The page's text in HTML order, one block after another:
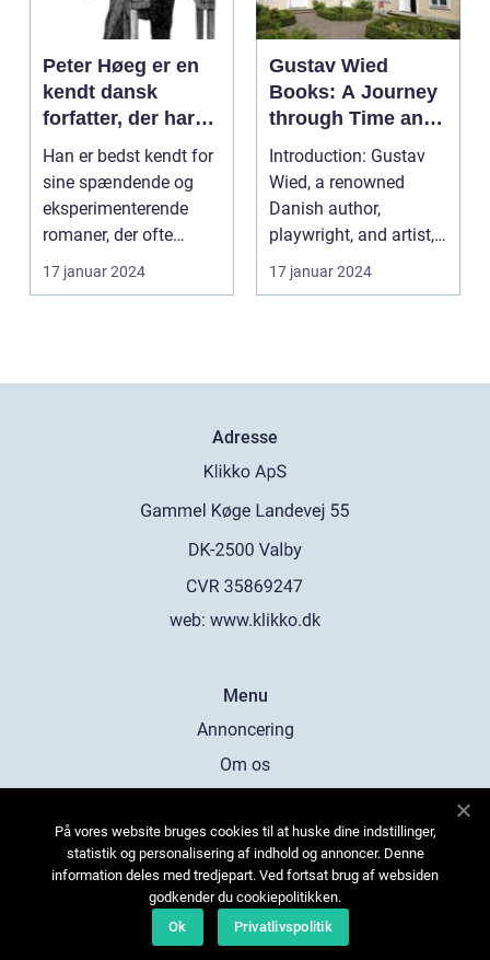
Peter Høeg er en
kendt dansk
forfatter, der har
skrevet en række
populære bøger
Han er bedst kendt for
sine spændende og
eksperimenterende
romaner, der ofte
blander forskellige
gen...
17 januar 2024
Gustav Wied
Books: A Journey
through Time and
Literature
Introduction: Gustav
Wied, a renowned
Danish author,
playwright, and artist,
has left an indelible ...
17 januar 2024
Adresse
web: www.klikko.dk
Menu
Annoncering
Om os
Kontakt os
Sitemap
På vores website bruges cookies til at huske dine indstillinger,
statistik og personalisering af indhold og annoncer. Denne
information deles med tredjepart. Ved fortsat brug af websiden
godkender du cookiepolitikken.
Ok
Privatlivspolitik